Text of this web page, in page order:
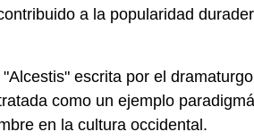
a la popularidad
escrita por el dramaturgo
como un ejemplo
en la cultura occidental.